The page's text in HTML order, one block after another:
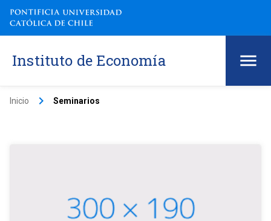
Instituto de Economía
Inicio keyboard_arrow_right Seminarios